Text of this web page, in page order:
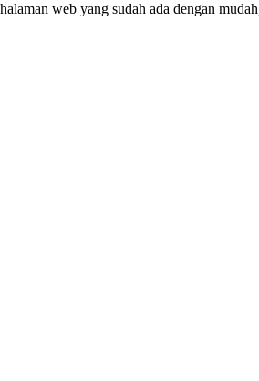
web yang sudah ada dengan